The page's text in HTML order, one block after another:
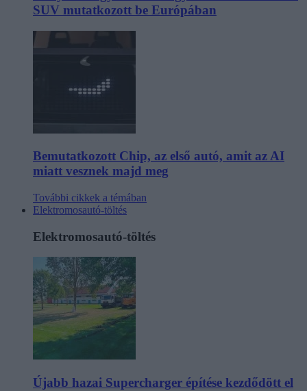
SUV mutatkozott be Európában
Bemutatkozott Chip, az első autó, amit az AI
miatt vesznek majd meg
További cikkek a témában
Elektromosautó-töltés
Elektromosautó-töltés
Újabb hazai Supercharger építése kezdődött el